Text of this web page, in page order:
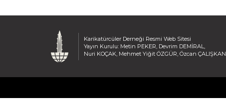
Karikatürcüler Derneği Resmi Web Sitesi
Yayın Kurulu: Metin PEKER, Devrim DEMİRAL,
Nuri KOÇAK, Mehmet Yiğit ÖZGÜR, Özcan ÇALIŞKAN